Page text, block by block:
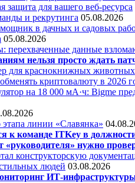
защита для вашего веб-ресурса
и рекрутинга 05.08.2026
в дачных и садовых
05.08.2026
данные
нельзя просто ждать
для краснокнижных животных
криптовалюту в 2026
на 18 000 мА·ч: Bigme
этапа линии «Славянка»
к команде ITKey в
нужно
конструкторскую
людей 03.08.2026
ИТ-